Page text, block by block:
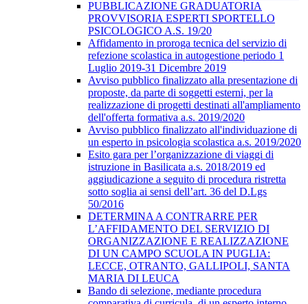
PUBBLICAZIONE GRADUATORIA
PROVVISORIA ESPERTI SPORTELLO
PSICOLOGICO A.S. 19/20
Affidamento in proroga tecnica del servizio di
refezione scolastica in autogestione periodo 1
Luglio 2019-31 Dicembre 2019
Avviso pubblico finalizzato alla presentazione di
proposte, da parte di soggetti esterni, per la
realizzazione di progetti destinati all'ampliamento
dell'offerta formativa a.s. 2019/2020
Avviso pubblico finalizzato all'individuazione di
un esperto in psicologia scolastica a.s. 2019/2020
Esito gara per l’organizzazione di viaggi di
istruzione in Basilicata a.s. 2018/2019 ed
aggiudicazione a seguito di procedura ristretta
sotto soglia ai sensi dell’art. 36 del D.Lgs
50/2016
DETERMINA A CONTRARRE PER
L’AFFIDAMENTO DEL SERVIZIO DI
ORGANIZZAZIONE E REALIZZAZIONE
DI UN CAMPO SCUOLA IN PUGLIA:
LECCE, OTRANTO, GALLIPOLI, SANTA
MARIA DI LEUCA
Bando di selezione, mediante procedura